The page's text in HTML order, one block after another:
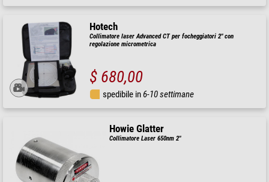
Hotech
Collimatore laser Advanced CT per focheggiatori 2" con
regolazione micrometrica
$ 680,00
spedibile in6-10 settimane
Howie Glatter
Collimatore Laser 650nm 2"